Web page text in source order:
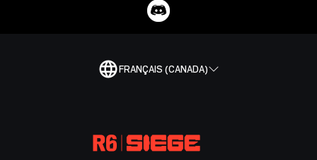
FRANÇAIS (CANADA)